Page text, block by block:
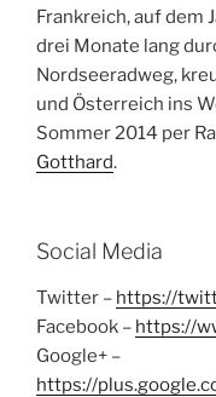
Frankreich, auf dem
drei Monate lang
Nordseeradweg,
und Österreich ins
Sommer 2014 per
Gotthard.
Social Media
Twitter – https://
Facebook – https://
Google+ –
https://